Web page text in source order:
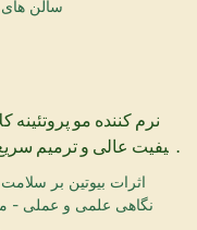
نرم کننده مو پروتئینه
کیفیت عالی و ترمیم
سالن های